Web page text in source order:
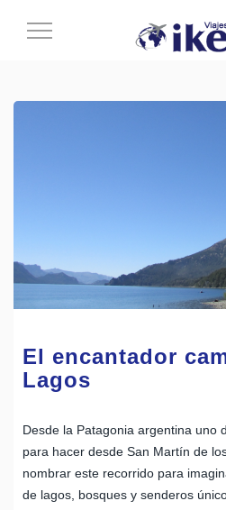
Cambiar
El encantador
Lagos
Desde la Patagonia argentina uno
para hacer desde San Martín de
nombrar este recorrido para
de lagos, bosques y senderos